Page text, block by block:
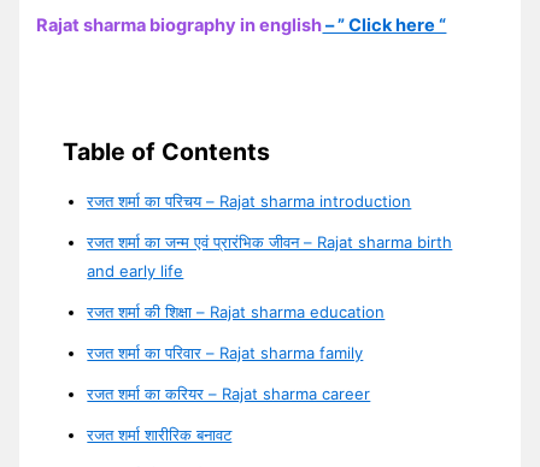
Rajat sharma biography in english– ” Click here “
Table of Contents
रजत शर्मा का परिचय – Rajat sharma introduction
रजत शर्मा का जन्म एवं प्रारंभिक जीवन – Rajat sharma birth
and early life
रजत शर्मा की शिक्षा – Rajat sharma education
रजत शर्मा का परिवार – Rajat sharma family
रजत शर्मा का करियर – Rajat sharma career
रजत शर्मा शारीरिक बनावट